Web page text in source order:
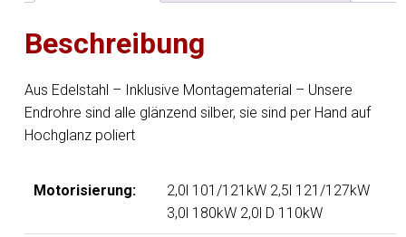
rechts/links
-
129x106
Typ
44
rechts/links
Beschreibung
Aus Edelstahl – Inklusive Montagematerial – Unsere
Endrohre sind alle glänzend silber, sie sind per Hand auf
Hochglanz poliert
Motorisierung:
2,0l 101/121kW 2,5l 121/127kW
3,0l 180kW 2,0l D 110kW